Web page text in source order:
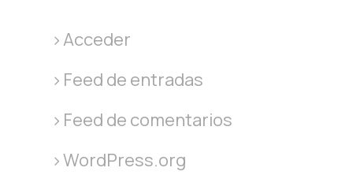
Acceder
Feed de entradas
Feed de comentarios
WordPress.org